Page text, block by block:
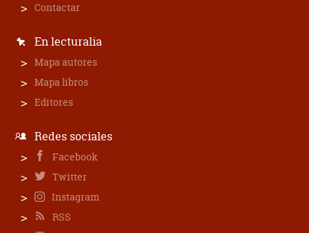
Contactar
En lecturalia
Mapa autores
Mapa libros
Editores
Redes sociales
Facebook
Twitter
Instagram
RSS